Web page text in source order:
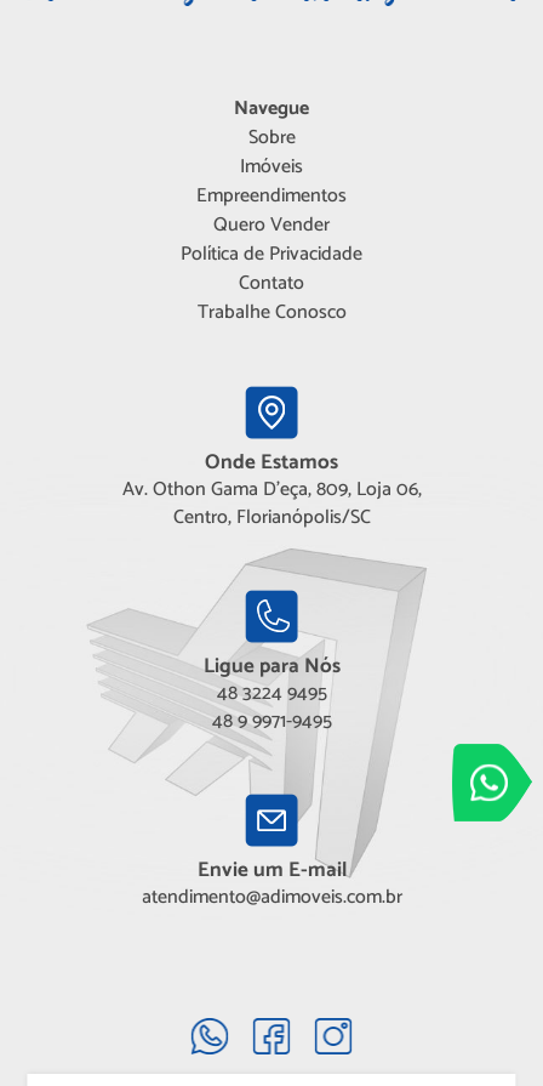
Adimóveis
Entre em
Navegue
Sobre
Imóveis
Empreendimentos
Quero Vender
Política de Privacidade
Contato
Trabalhe Conosco
Onde Estamos
Av. Othon Gama D'eça, 809, Loja 06,
Centro, Florianópolis/SC
Ligue para Nós
48 3224 9495
48 9 9971-9495
Envie um E-mail
atendimento@adimoveis.com.br